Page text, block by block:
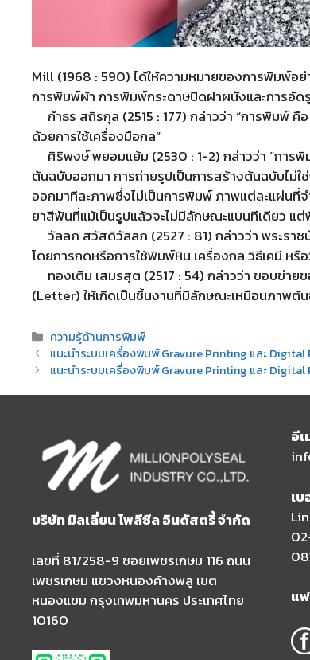
Mill (1968 : 590) ได้ให้ความหมายของการพิมพ์อ
การพิมพ์ผ้า การพิมพ์กระดาษปิดฝาผนังและการอัด
กำธร สถิรกุล (2515 : 177) กล่าวว่า “การพิมพ์
ด้วยการใช้เครื่องมือกล”
ศิริพงษ์ พยอมแย้ม (2530 : 1-2) กล่าวว่า “การ
ต้นฉบับออกมา การถ่ายรูปเป็นการสร้างต้นฉบับไม่
ออกมาทีละภาพซึ่งไม่เป็นการพิมพ์ ภาพแต่ละแผ่น
ยาสีฟันที่แม้เป็นรูปแล้วจะไม่มีลักษณะแบนทีเดียว แ
วัลลภ สวัสดิวัลลภ (2527 : 81) กล่าวว่า พระรา
โดยการกดหรือการใช้พิมพ์หิน เครื่องกล วิธีเคมี หรื
ทองเติม เสมรสุต (2517 : 54) กล่าวว่า ขอบข่า
(Letter) ให้เกิดเป็นชิ้นงานที่มีลักษณะเหมือนภาพ
Categories
ความรู้ด้านการพิมพ์
แนะนำระบบเครื่องพิมพ์ Gravure Printing และ
แนะนำระบบเครื่องพิมพ์ Gravure Printing และ
บริษัท มิลเลี่ยน โพลีซีล อินดัสตรี้ จำกัด
เลขที่ 81/258-9 ซอยเพชรเกษม 116 ถนน
เพชรเกษม แขวงหนองค้างพลู เขต
หนองแขม กรุงเทพมหานคร ประเทศไทย
10160
อีเ
เบ
แ